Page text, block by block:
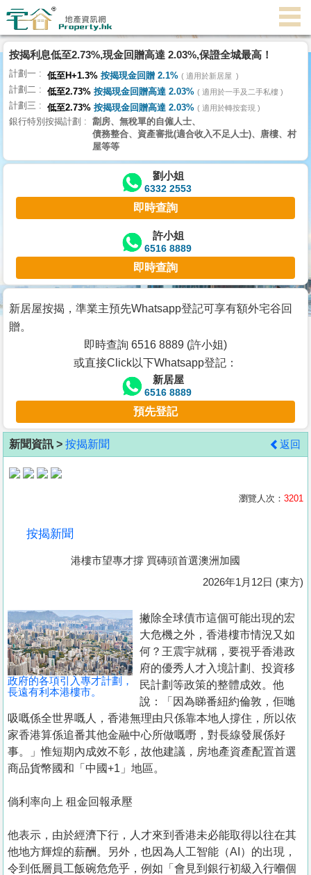
理
主
頁
搵
樓/
交
業
主
宅
谷
按
客
地
產
置
業
手
冊
關
於
我
們
按揭利息低至2.73%,現金回贈高達 2.03%,保證全城最高！
計劃一 低至H+1.3% 按揭現金回贈 2.1% 適用於新居屋
計劃二 低至2.73% 按揭現金回贈高達 2.03% 適用於一手及二手私樓
計劃三 低至2.73% 按揭現金回贈高達 2.03% 適用於轉按套現
銀行特別按揭計劃
劏房、無稅單的自僱人士、
債務整合、資產審批(適合收入不足人士)、唐樓、村
屋等等
劉小姐
6332 2553
即時查詢
許小姐
6516 8889
即時查詢
新居屋按揭，準業主預先Whatsapp登記可享有額外宅谷回
贈。
即時查詢 6516 8889 (許小姐)
或直接Click以下Whatsapp登記：
新居屋
6516 8889
預先登記
新聞資訊 > 按揭新聞 返回
瀏覽人次： 3201
按揭新聞
港樓市望專才撐 買磚頭首選澳洲加國
2026年1月12日 (東方)
政府的各項引入專才計劃，
長遠有利本港樓市。
撇除全球債市這個可能出現的宏
大危機之外，香港樓市情況又如
何？王震宇就稱，要視乎香港政
府的優秀人才入境計劃、投資移
民計劃等政策的整體成效。他
說：「因為睇番紐約倫敦，佢哋
吸嘅係全世界嘅人，香港無理由只係靠本地人撐住，所以依
家香港算係追番其他金融中心所做嘅嘢，對長線發展係好
事。」惟短期內成效不彰，故他建議，房地產資產配置首選
商品貨幣國和「中國+1」地區。
倘利率向上 租金回報承壓
他表示，由於經濟下行，人才來到香港未必能取得以往在其
他地方輝煌的薪酬。另外，也因為人工智能（AI）的出現，
令到低層員工飯碗危危乎，例如「會見到銀行初級入行嗰個